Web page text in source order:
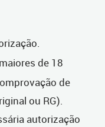
de 18
de
ou RG).
autorização